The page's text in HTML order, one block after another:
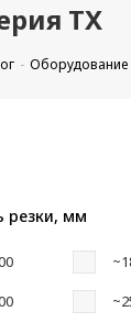
TX
Оборудование
резки, мм